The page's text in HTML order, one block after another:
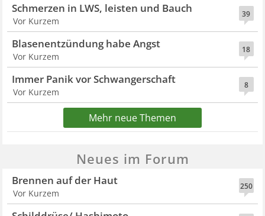
39
Schmerzen in LWS, leisten und Bauch
Vor Kurzem
18
Blasenentzündung habe Angst
Vor Kurzem
8
Immer Panik vor Schwangerschaft
Vor Kurzem
Mehr neue Themen
Neues im Forum
250
Brennen auf der Haut
Vor Kurzem